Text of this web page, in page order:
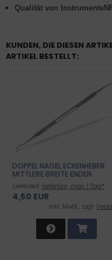
Qualität von
KUNDEN, DIE DIESEN
ARTIKEL BESTELLT:
DOPPEL NAGEL ECKENHEBER
MITTLERE BREITE ENDEN
Lieferzeit: lieferbar, max. 1 Tag*
4,50 EUR
inkl .MwSt., zzgl.